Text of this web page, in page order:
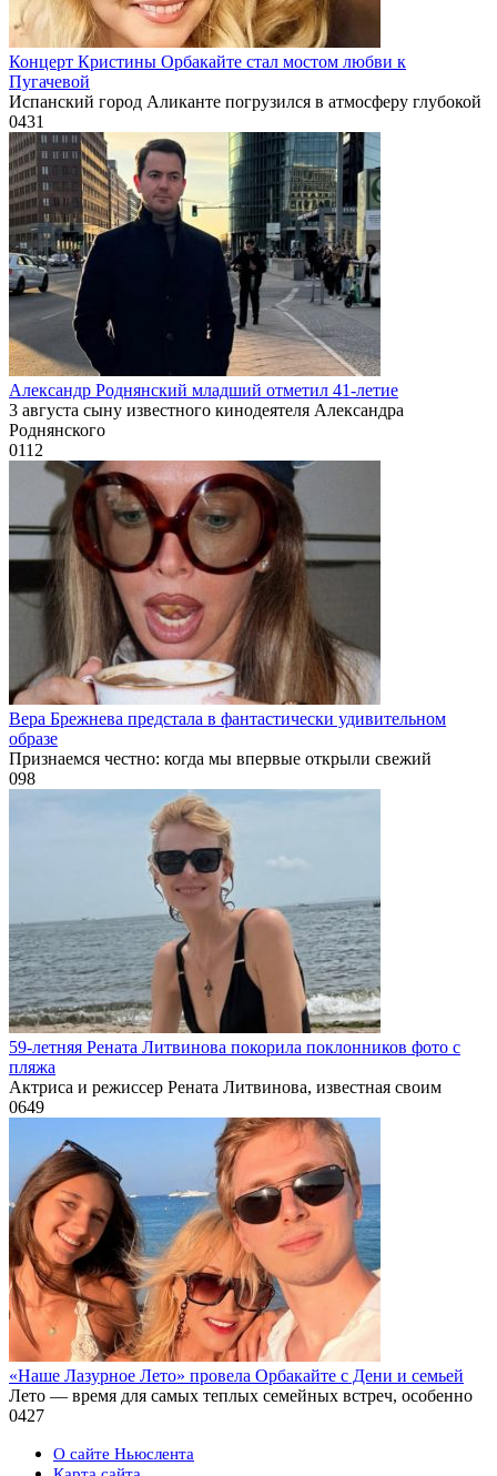
Концерт Кристины Орбакайте стал мостом любви к
Пугачевой
Испанский город Аликанте погрузился в атмосферу глубокой
0431
Александр Роднянский младший отметил 41-летие
3 августа сыну известного кинодеятеля Александра
Роднянского
0112
Вера Брежнева предстала в фантастически удивительном
образе
Признаемся честно: когда мы впервые открыли свежий
098
59-летняя Рената Литвинова покорила поклонников фото с
пляжа
Актриса и режиссер Рената Литвинова, известная своим
0649
«Наше Лазурное Лето» провела Орбакайте с Дени и семьей
Лето — время для самых теплых семейных встреч, особенно
0427
О сайте Ньюслента